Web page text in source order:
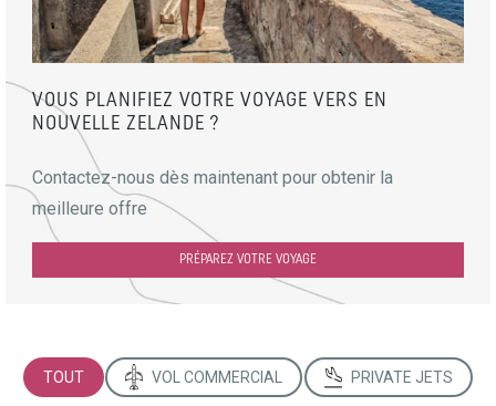
VOUS PLANIFIEZ VOTRE VOYAGE VERS EN
NOUVELLE ZELANDE ?
Contactez-nous dès maintenant pour obtenir la
meilleure offre
PRÉPAREZ VOTRE VOYAGE
TOUT VOL COMMERCIAL PRIVATE JETS